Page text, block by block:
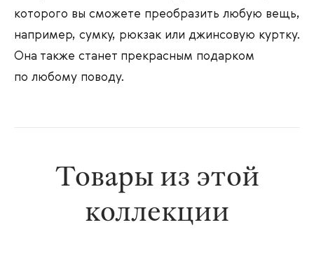
которого вы сможете преобразить любую вещь,
например, сумку, рюкзак или джинсовую куртку.
Она также станет прекрасным подарком
по любому поводу.
Товары из этой
коллекции